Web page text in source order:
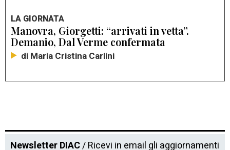
LA GIORNATA
Manovra, Giorgetti: “arrivati in vetta”.
Demanio, Dal Verme confermata
di Maria Cristina Carlini
Newsletter DIAC/ Ricevi in email gli aggiornamenti